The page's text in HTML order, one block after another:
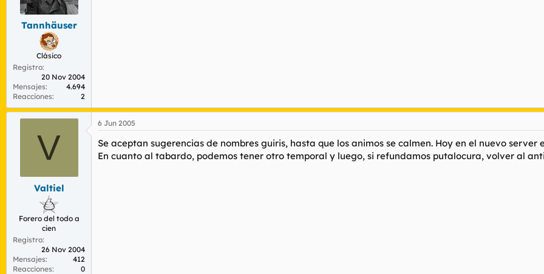
Tannhäuser
Clásico
Registro
20 Nov 2004
Mensajes
4.694
Reacciones
2
V
Valtiel
Forero del todo a
cien
Registro
26 Nov 2004
Mensajes
412
Reacciones
0
6 Jun 2005
Se aceptan sugerencias de nombres guiris, hasta que los animos se calmen. Hoy en el nuevo
En cuanto al tabardo, podemos tener otro temporal y luego, si refundamos putalocura, volver al